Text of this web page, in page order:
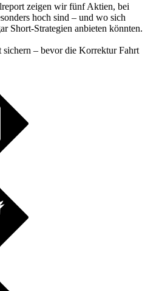
zeigen wir fünf Aktien, bei
hoch sind – und wo sich
Short-Strategien anbieten könnten.
sichern – bevor die Korrektur Fahrt